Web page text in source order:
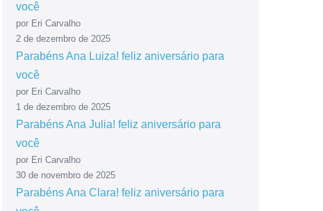
você
por Eri Carvalho
2 de dezembro de 2025
Parabéns Ana Luiza! feliz aniversário para
você
por Eri Carvalho
1 de dezembro de 2025
Parabéns Ana Julia! feliz aniversário para
você
por Eri Carvalho
30 de novembro de 2025
Parabéns Ana Clara! feliz aniversário para